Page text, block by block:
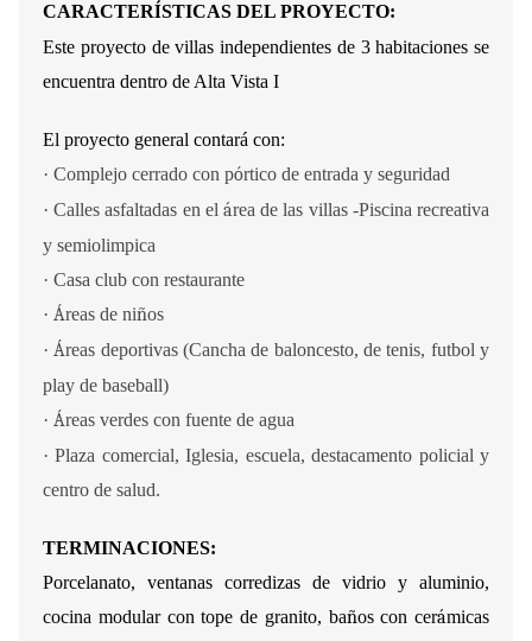
CARACTERÍSTICAS DEL PROYECTO:
Este proyecto de villas independientes de 3 habitaciones se
encuentra dentro de Alta Vista I
El proyecto general contará con:
· Complejo cerrado con pórtico de entrada y seguridad
· Calles asfaltadas en el área de las villas -Piscina recreativa
y semiolimpica
· Casa club con restaurante
· Áreas de niños
· Áreas deportivas (Cancha de baloncesto, de tenis, futbol y
play de baseball)
· Áreas verdes con fuente de agua
· Plaza comercial, Iglesia, escuela, destacamento policial y
centro de salud.
TERMINACIONES:
Porcelanato, ventanas corredizas de vidrio y aluminio,
cocina modular con tope de granito, baños con cerámicas